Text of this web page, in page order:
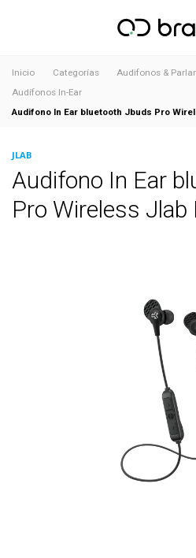
Inicio Categorías Audifonos &
Audífonos In-Ear
Audifono In Ear bluetooth Jbuds Pro
JLAB
Audifono In Ear
Pro Wireless Jlab